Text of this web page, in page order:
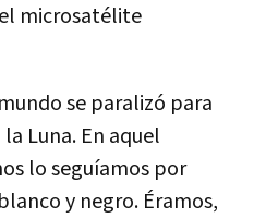
microsatélite
se paralizó para
Luna. En aquel
lo seguíamos por
y negro. Éramos,